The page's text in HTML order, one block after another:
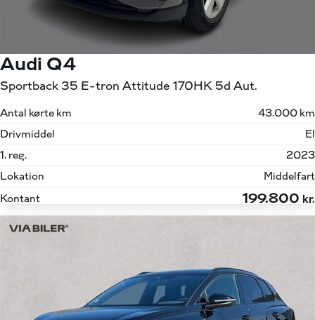
Audi Q4
Sportback 35 E-tron Attitude 170HK 5d Aut.
Antal kørte km
43.000 km
Drivmiddel
El
1. reg.
2023
Lokation
Middelfart
Kontant
199.800 kr.